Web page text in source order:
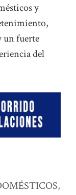
y
un fuerte
del
,